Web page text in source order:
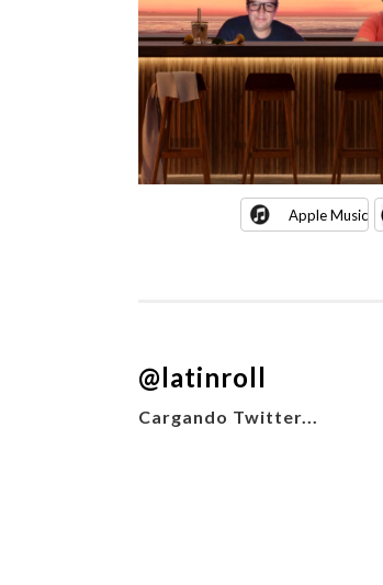
Apple Music
@latinroll
Cargando Twitter...